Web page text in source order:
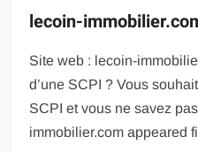
lecoin-
Site web : lecoin-
d’une SCPI ? Vous
SCPI et vous ne savez
immobilier.com appeared